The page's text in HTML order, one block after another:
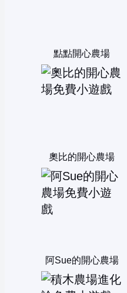
點點開心農場
奧比的開心農場
阿Sue的開心農場